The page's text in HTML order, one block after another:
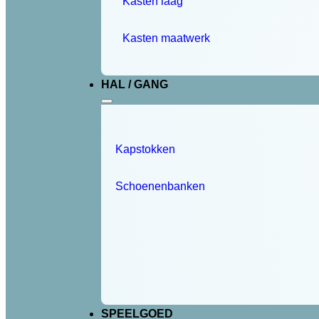
Kasten maatwerk
HAL / GANG
Kapstokken
Schoenenbanken
SPEELGOED